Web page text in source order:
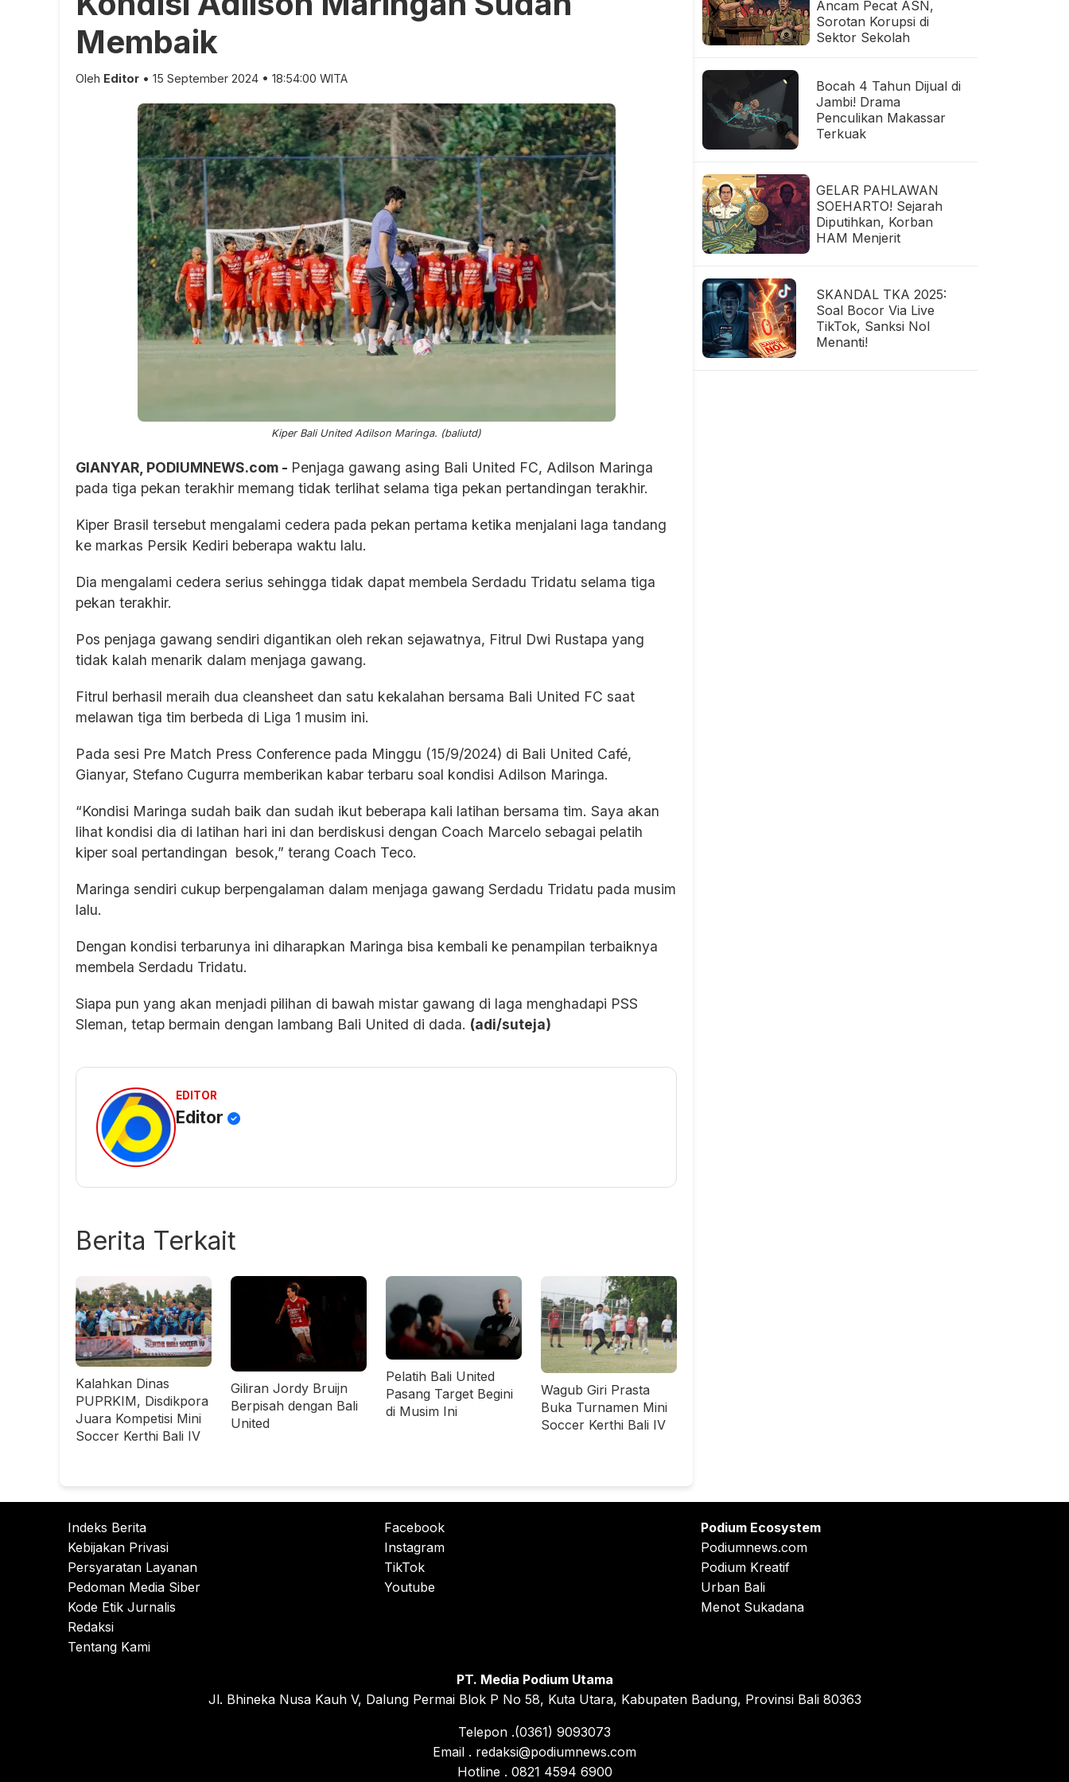
Membaik
Oleh Editor • 15 September 2024 • 18:54:00 WITA
Kiper Bali United Adilson Maringa. (baliutd)
GIANYAR, PODIUMNEWS.com - Penjaga gawang asing Bali United FC, Adilson Maringa
pada tiga pekan terakhir memang tidak terlihat selama tiga pekan pertandingan terakhir.
Kiper Brasil tersebut mengalami cedera pada pekan pertama ketika menjalani laga tandang
ke markas Persik Kediri beberapa waktu lalu.
Dia mengalami cedera serius sehingga tidak dapat membela Serdadu Tridatu selama tiga
pekan terakhir.
Pos penjaga gawang sendiri digantikan oleh rekan sejawatnya, Fitrul Dwi Rustapa yang
tidak kalah menarik dalam menjaga gawang.
Fitrul berhasil meraih dua cleansheet dan satu kekalahan bersama Bali United FC saat
melawan tiga tim berbeda di Liga 1 musim ini.
Pada sesi Pre Match Press Conference pada Minggu (15/9/2024) di Bali United Café,
Gianyar, Stefano Cugurra memberikan kabar terbaru soal kondisi Adilson Maringa.
“Kondisi Maringa sudah baik dan sudah ikut beberapa kali latihan bersama tim. Saya akan
lihat kondisi dia di latihan hari ini dan berdiskusi dengan Coach Marcelo sebagai pelatih
kiper soal pertandingan besok,” terang Coach Teco.
Maringa sendiri cukup berpengalaman dalam menjaga gawang Serdadu Tridatu pada musim
lalu.
Dengan kondisi terbarunya ini diharapkan Maringa bisa kembali ke penampilan terbaiknya
membela Serdadu Tridatu.
Siapa pun yang akan menjadi pilihan di bawah mistar gawang di laga menghadapi PSS
Sleman, tetap bermain dengan lambang Bali United di dada. (adi/suteja)
EDITOR
Editor
Berita Terkait
Kalahkan Dinas
PUPRKIM, Disdikpora
Juara Kompetisi Mini
Soccer Kerthi Bali IV
Giliran Jordy Bruijn
Berpisah dengan Bali
United
Pelatih Bali United
Pasang Target Begini
di Musim Ini
Wagub Giri Prasta
Buka Turnamen Mini
Soccer Kerthi Bali IV
Ancam Pecat ASN,
Sorotan Korupsi di
Sektor Sekolah
Bocah 4 Tahun Dijual di
Jambi! Drama
Penculikan Makassar
Terkuak
GELAR PAHLAWAN
SOEHARTO! Sejarah
Diputihkan, Korban
HAM Menjerit
SKANDAL TKA 2025:
Soal Bocor Via Live
TikTok, Sanksi Nol
Menanti!
Indeks Berita
Kebijakan Privasi
Persyaratan Layanan
Pedoman Media Siber
Kode Etik Jurnalis
Redaksi
Tentang Kami
Facebook
Instagram
TikTok
Youtube
Podium Ecosystem
Podiumnews.com
Podium Kreatif
Urban Bali
Menot Sukadana
PT. Media Podium Utama
Jl. Bhineka Nusa Kauh V, Dalung Permai Blok P No 58, Kuta Utara, Kabupaten Badung, Provinsi Bali 80363
Telepon .(0361) 9093073
Email . redaksi@podiumnews.com
Hotline . 0821 4594 6900